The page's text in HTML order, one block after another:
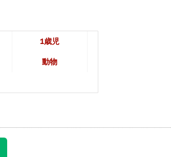
1歳児
動物